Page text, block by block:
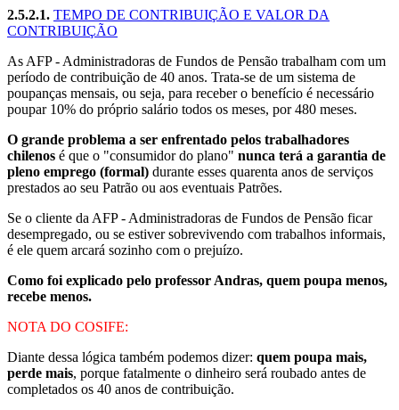
2.5.2.1. TEMPO DE CONTRIBUIÇÃO E VALOR DA
CONTRIBUIÇÃO
As AFP - Administradoras de Fundos de Pensão trabalham com um
período de contribuição de 40 anos. Trata-se de um sistema de
poupanças mensais, ou seja, para receber o benefício é necessário
poupar 10% do próprio salário todos os meses, por 480 meses.
O grande problema a ser enfrentado pelos trabalhadores
chilenos é que o "consumidor do plano" nunca terá a garantia de
pleno emprego (formal) durante esses quarenta anos de serviços
prestados ao seu Patrão ou aos eventuais Patrões.
Se o cliente da AFP - Administradoras de Fundos de Pensão ficar
desempregado, ou se estiver sobrevivendo com trabalhos informais,
é ele quem arcará sozinho com o prejuízo.
Como foi explicado pelo professor Andras, quem poupa menos,
recebe menos.
NOTA DO COSIFE:
Diante dessa lógica também podemos dizer: quem poupa mais,
perde mais, porque fatalmente o dinheiro será roubado antes de
completados os 40 anos de contribuição.